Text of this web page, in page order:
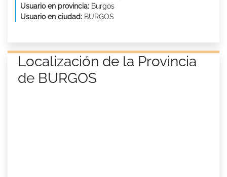
Usuario en provincia: Burgos
Usuario en ciudad: BURGOS
Localización de la Provincia
de BURGOS